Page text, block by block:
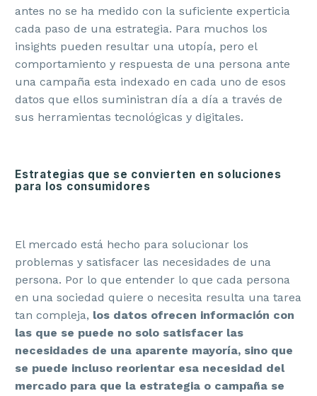
antes no se ha medido con la suficiente experticia
cada paso de una estrategia. Para muchos los
insights pueden resultar una utopía, pero el
comportamiento y respuesta de una persona ante
una campaña esta indexado en cada uno de esos
datos que ellos suministran día a día a través de
sus herramientas tecnológicas y digitales.
Estrategias que se convierten en soluciones
para los consumidores
El mercado está hecho para solucionar los
problemas y satisfacer las necesidades de una
persona. Por lo que entender lo que cada persona
en una sociedad quiere o necesita resulta una tarea
tan compleja, los datos ofrecen información con
las que se puede no solo satisfacer las
necesidades de una aparente mayoría, sino que
se puede incluso reorientar esa necesidad del
mercado para que la estrategia o campaña se